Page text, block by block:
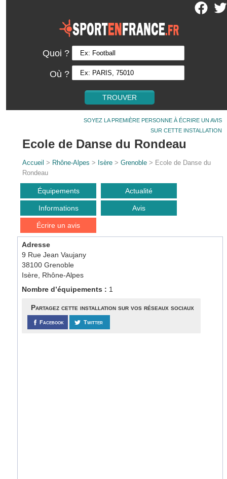
Quoi ?
Où ?
SOYEZ LA PREMIÈRE PERSONNE À ÉCRIRE UN AVIS
SUR CETTE INSTALLATION
Ecole de Danse du Rondeau
Accueil > Rhône-Alpes > Isère >Grenoble > Ecole de Danse du
Rondeau
Équipements Actualité
Informations Avis
Écrire un avis
Adresse
9 Rue Jean Vaujany
38100 Grenoble
Isère, Rhône-Alpes
Nombre d’équipements : 1
Partagez cette installation sur vos réseaux sociaux
Facebook Twitter